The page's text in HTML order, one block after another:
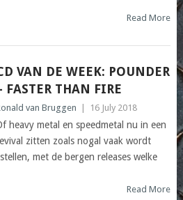
Read More
VAN DE WEEK: POUNDER
FASTER THAN FIRE
van Bruggen 16 July 2018
heavy metal en speedmetal nu in een
zitten zoals nogal vaak wordt
met de bergen releases welke
Read More